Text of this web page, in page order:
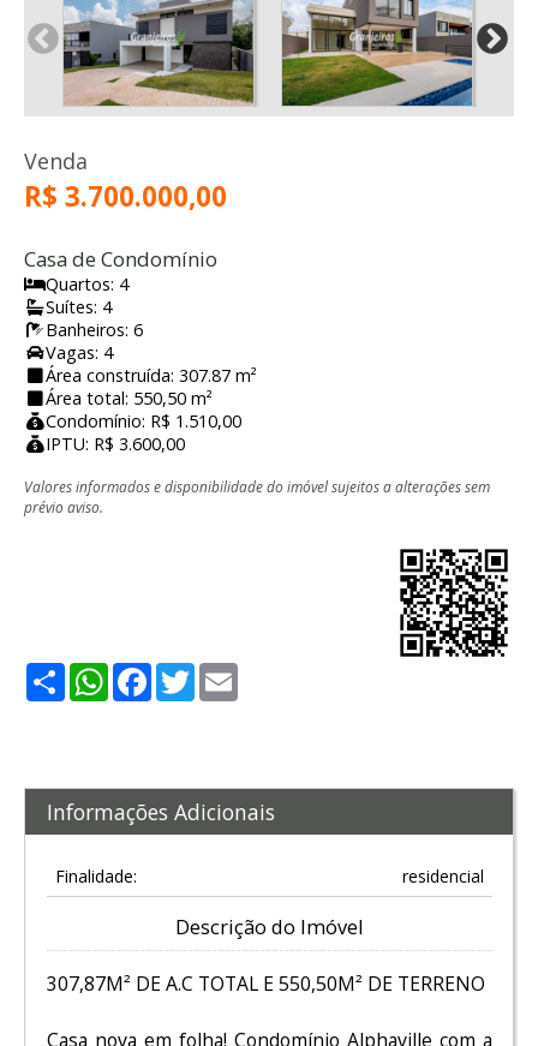
Venda
R$ 3.700.000,00
Casa de Condomínio
Quartos: 4
Suítes: 4
Banheiros: 6
Vagas: 4
Área construída: 307.87 m²
Área total: 550,50 m²
Condomínio: R$ 1.510,00
IPTU: R$ 3.600,00
Valores informados e disponibilidade do imóvel sujeitos a alterações sem
prévio aviso.
ShareWhatsApp
Facebook
Twitter
Informações Adicionais
Finalidade: residencial
Descrição do Imóvel
307,87M² DE A.C TOTAL E 550,50M² DE TERRENO
Casa nova em folha! Condomínio Alphaville com a